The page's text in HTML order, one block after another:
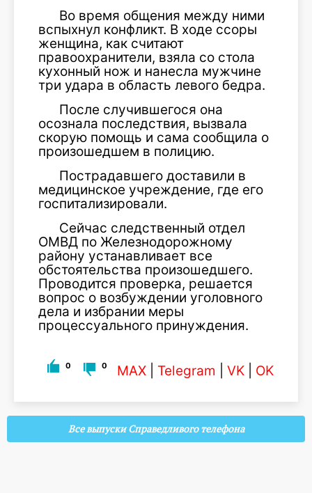
Во время общения между ними
вспыхнул конфликт. В ходе ссоры
женщина, как считают
правоохранители, взяла со стола
кухонный нож и нанесла мужчине
три удара в область левого бедра.
После случившегося она
осознала последствия, вызвала
скорую помощь и сама сообщила о
произошедшем в полицию.
Пострадавшего доставили в
медицинское учреждение, где его
госпитализировали.
Сейчас следственный отдел
ОМВД по Железнодорожному
району устанавливает все
обстоятельства произошедшего.
Проводится проверка, решается
вопрос о возбуждении уголовного
дела и избрании меры
процессуального принуждения.
0 0 MAX Telegram VK OK
Все выпуски Справедливого телефона